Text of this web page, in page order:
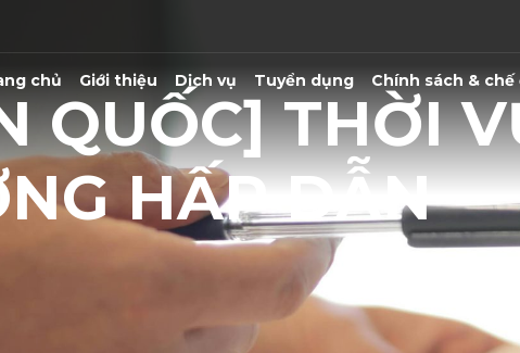
chủ Giới thiệu Dịch vụ Tuyển dụng Chính sách & chế
QUỐC] THỜI
HẤP DẪN